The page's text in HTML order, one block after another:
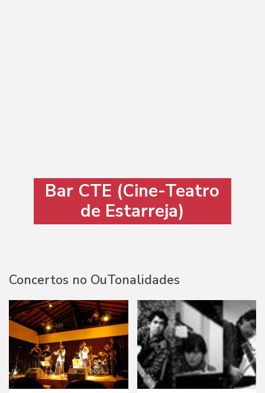
Bar CTE (Cine-Teatro
de Estarreja)
Concertos no OuTonalidades